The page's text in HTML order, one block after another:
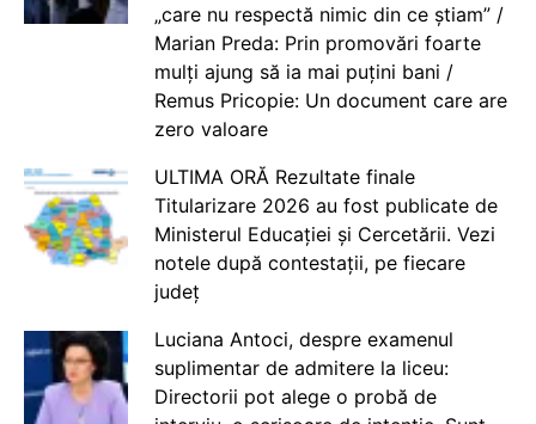
„care nu respectă nimic din ce știam” /
Marian Preda: Prin promovări foarte
mulți ajung să ia mai puțini bani /
Remus Pricopie: Un document care are
zero valoare
ULTIMA ORĂ Rezultate finale
Titularizare 2026 au fost publicate de
Ministerul Educației și Cercetării. Vezi
notele după contestații, pe fiecare
județ
Luciana Antoci, despre examenul
suplimentar de admitere la liceu:
Directorii pot alege o probă de